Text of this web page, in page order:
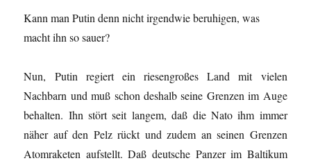
Kann man Putin denn nicht irgendwie beruhigen, was
macht ihn so sauer?
Nun, Putin regiert ein riesengroßes Land mit vielen
Nachbarn und muß schon deshalb seine Grenzen im Auge
behalten. Ihn stört seit langem, daß die Nato ihm immer
näher auf den Pelz rückt und zudem an seinen Grenzen
Atomraketen aufstellt. Daß deutsche Panzer im Baltikum